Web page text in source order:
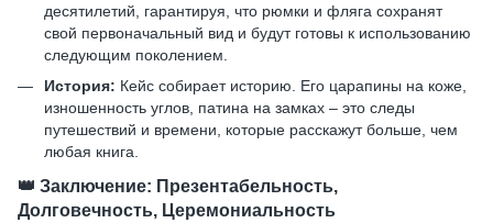
десятилетий, гарантируя, что рюмки и фляга сохранят
свой первоначальный вид и будут готовы к использованию
следующим поколением.
История: Кейс собирает историю. Его царапины на коже,
изношенность углов, патина на замках – это следы
путешествий и времени, которые расскажут больше, чем
любая книга.
👑 Заключение: Презентабельность,
Долговечность, Церемониальность